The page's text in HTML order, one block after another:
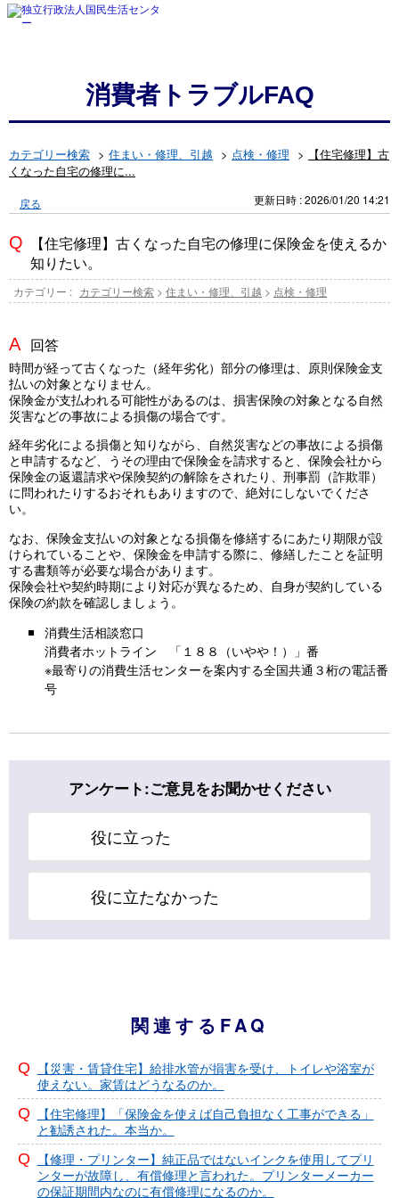
消費者トラブルFAQ
カテゴリー検索 > 住まい・修理、引越 > 点検・修理 >
【住宅修理】古
くなった自宅の修理に...
戻る 更新日時 : 2026/01/20 14:21
【住宅修理】古くなった自宅の修理に保険金を使えるか
知りたい。
カテゴリー : カテゴリー検索 > 住まい・修理、引越 > 点検・修理
回答
時間が経って古くなった（経年劣化）部分の修理は、原則保険金支
払いの対象となりません。
保険金が支払われる可能性があるのは、損害保険の対象となる自然
災害などの事故による損傷の場合です。
経年劣化による損傷と知りながら、自然災害などの事故による損傷
と申請するなど、うその理由で保険金を請求すると、保険会社から
保険金の返還請求や保険契約の解除をされたり、刑事罰（詐欺罪）
に問われたりするおそれもありますので、絶対にしないでくださ
い。
なお、保険金支払いの対象となる損傷を修繕するにあたり期限が設
けられていることや、保険金を申請する際に、修繕したことを証明
する書類等が必要な場合があります。
保険会社や契約時期により対応が異なるため、自身が契約している
保険の約款を確認しましょう。
消費生活相談窓口
消費者ホットライン 「１８８（いやや！）」番
※最寄りの消費生活センターを案内する全国共通３桁の電話番
号
アンケート:ご意見をお聞かせください
役に立った
役に立たなかった
関連するFAQ
【災害・賃貸住宅】給排水管が損害を受け、トイレや浴室が
使えない。家賃はどうなるのか。
【住宅修理】「保険金を使えば自己負担なく工事ができる」
と勧誘された。本当か。
【修理・プリンター】純正品ではないインクを使用してプリ
ンターが故障し、有償修理と言われた。プリンターメーカー
の保証期間内なのに有償修理になるのか。